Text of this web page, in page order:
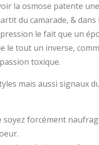
la osmose patente une
du camarade, & dans
le fait que un
le tout un inverse,
toxique.
mais aussi signaux
forcément